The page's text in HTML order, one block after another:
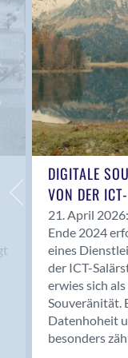
Anwil
Appenzell
Au SG
Baar
Baden
Balsthal
Balzers
Basel
Bassersdorf
Belp
Bendern
Benken (SG)
Bergdietikon
Berlin
Bern
Bern - Liebefeld
DIGITALE
VON DER
21. April 2026:
Ende 2024
eines
der ICT-
erwies sich
Souveränität.
Datenhoheit
besonders